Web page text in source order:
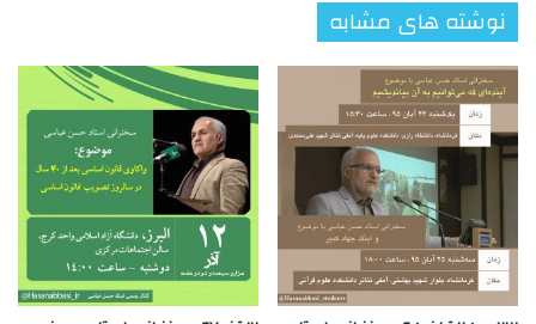
نوشته های مشابه